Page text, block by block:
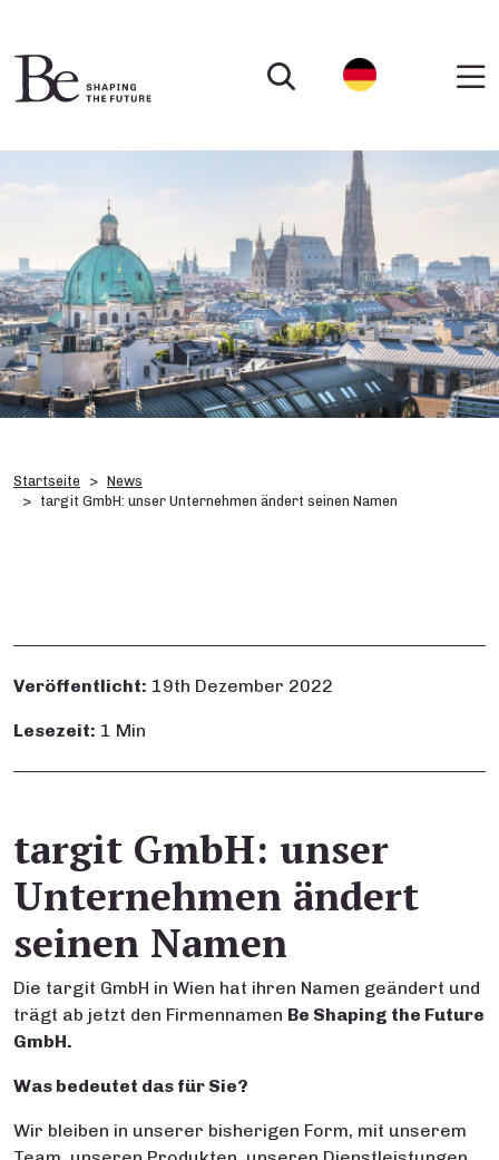
Startseite
News
targit GmbH: unser Unternehmen ändert seinen Namen
Veröffentlicht: 19th Dezember 2022
Lesezeit: 1 Min
targit GmbH: unser
Unternehmen ändert
seinen Namen
Die targit GmbH in Wien hat ihren Namen geändert und
trägt ab jetzt den Firmennamen Be Shaping the Future
GmbH.
Was bedeutet das für Sie?
Wir bleiben in unserer bisherigen Form, mit unserem